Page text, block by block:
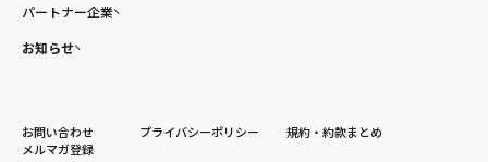
パートナー企業
お知らせ
お問い合わせ プライバシーポリシー
規約・約款まとめ
メルマガ登録